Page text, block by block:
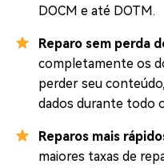
DOCM e até DOTM.
Reparo sem perda
completamente os
perder seu
dados durante todo
Reparos mais
maiores taxas de